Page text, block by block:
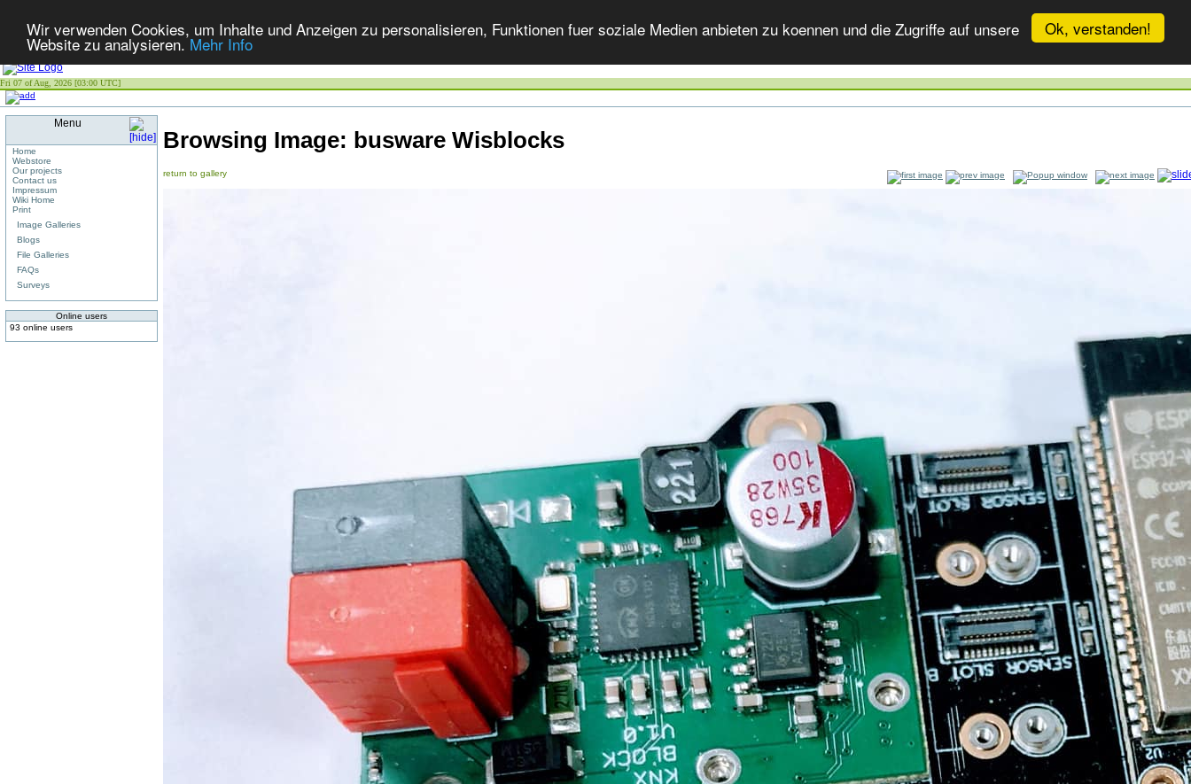
Ok, verstanden!
Wir verwenden Cookies, um Inhalte und Anzeigen zu personalisieren, Funktionen fuer soziale Medien anbieten zu koennen und die Zugriffe auf unsere
Website zu analysieren.Mehr Info
Fri 07 of Aug, 2026 [03:00 UTC]
Menu
Home
Webstore
Our projects
Contact us
Impressum
Wiki Home
Print
Image Galleries
Blogs
File Galleries
FAQs
Surveys
Online users
93 online users
Browsing Image: busware Wisblocks
return to gallery